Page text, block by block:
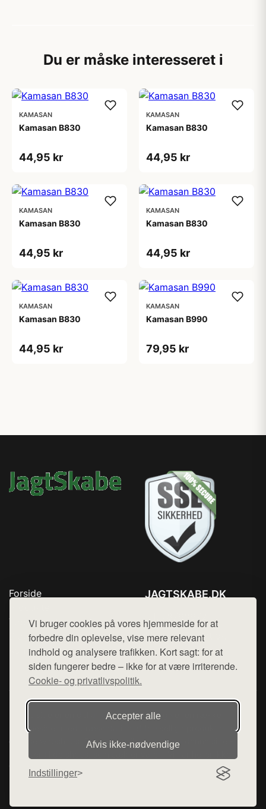
Vi bruger cookies på vores hjemmeside for at
forbedre din oplevelse, vise mere relevant
indhold og analysere trafikken. Kort sagt: for at
siden fungerer bedre – ikke for at være irriterende.
Cookie- og privatlivspolitik.
Accepter alle
Afvis ikke‑nødvendige
Indstillinger
Du er måske interesseret i
KAMASAN
Kamasan B830
44,95 kr
KAMASAN
Kamasan B830
44,95 kr
KAMASAN
Kamasan B830
44,95 kr
KAMASAN
Kamasan B830
44,95 kr
KAMASAN
Kamasan B830
44,95 kr
KAMASAN
Kamasan B990
79,95 kr
Forside
Top Rabatter
Blog
Kontakt
JAGTSKABE.DK
Mail: hej@want.dk
Cookie- og privatlivspolitik
Denne side er en del af want.dk, der udgiver en række
hjemmesider med præsentation af forskellige produkter fra
diverse webshops. Der sælges ikke varer fra denne side - vi
henviser til de shops, som sælger varen. Vi har heller ikke
varerne på lager.